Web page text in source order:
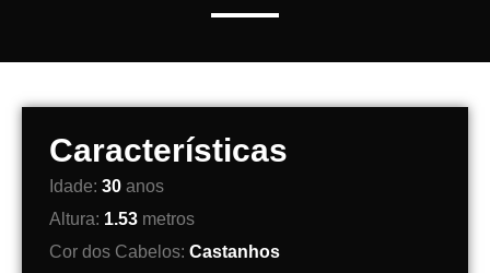
Características
Idade: 30 anos
Altura: 1.53 metros
Cor dos Cabelos: Castanhos